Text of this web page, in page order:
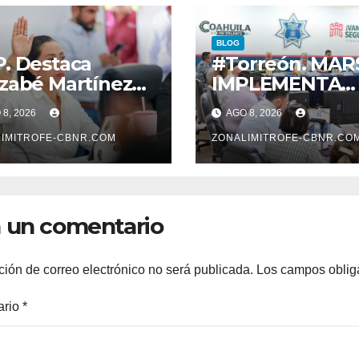
Destaca
Martínez
de
normas para
la ética y
8, 2026
CBNR.COM
BLOG
#Torreón.
IMPLEMENTA
ESTRATEGIA
INTEGRAL
ESPACIOS Y
VIALIDADES
AGO 8, 2026
ZONALIMITROFE-
un comentario
de correo electrónico no será publicada. Los campos
*